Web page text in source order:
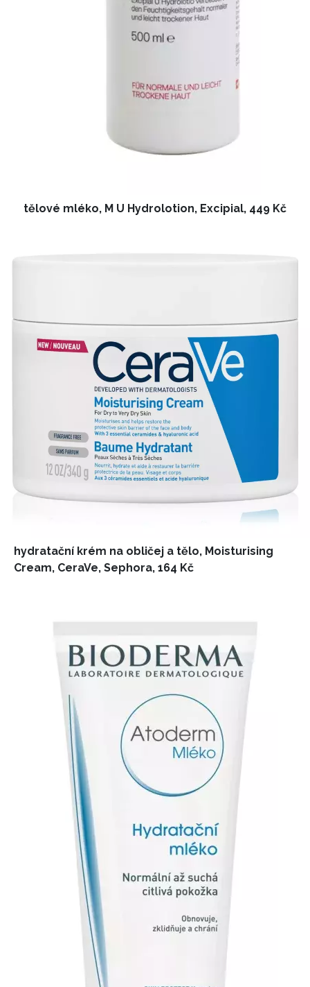
tělové mléko, M U Hydrolotion, Excipial, 449 Kč
hydratační krém na obličej a tělo, Moisturising
Cream, CeraVe, Sephora, 164 Kč